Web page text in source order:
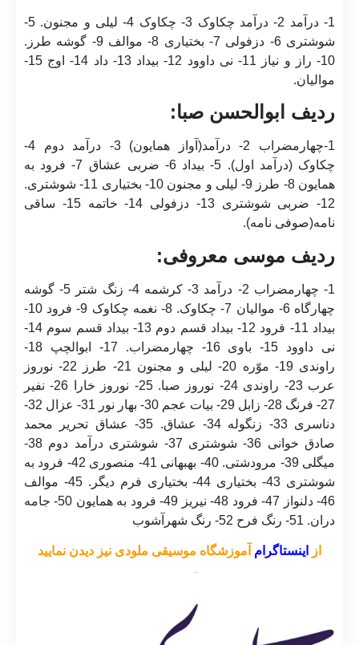
1- درآمد 2- درآمد چکاوک 3- چکاوک 4- لیلی و مجنون. 5-
شوشتری 6- دزفولی 7- بختیاری 8- موالف 9- گوشه طرز.
10- راز و نیاز 11- نی داوود 12- بیداد 13- داد 14- اوج 15-
موالیان.
ردیف ابوالحسن صبا:
1-چهارمضراب 2- درآمد(آواز همایون) 3- درآمد دوم 4-
چکاوک (درآمد اول). 5- بیداد 6- ضربی عشاق 7- فرود به
همایون 8- طرز 9- لیلی و مجنون 10- بختیاری 11- شوشتری.
12- ضربی شوشتری 13- دزفولی 14- خاتمه 15- ساقی
نامه(صوفی نامه).
ردیف موسی معروفی:
1- چهارمضراب 2- درآمد 3- کرشمه 4- زنگ شتر 5- گوشه
چهارگاه 6- موالیان 7- چکاوک. 8- نغمه چکاوک 9- فرود 10-
بیداد 11- فرود 12- بیداد قسم دوم 13- بیداد قسم سوم 14-
نی داوود 15- باوی 16- چهارمضراب. 17- ابوالچپ 18-
راوندی 19- موّره 20- لیلی و مجنون 21- طرز 22- نوروز
عرب 23- راوندی 24- نوروز صبا. 25- نوروز خارا 26- نفیر
27- فرنگ 28- زابل 29- بیات عجم 30- بهار نور 31- عزال 32-
دناسری 33- زنگوله 34- عشاق. 35- عشاق تحریر محمد
صادق خوانی 36- شوشتری 37- شوشتری درآمد دوم 38-
میگلی 39- مرودشتی. 40- بهبهانی 41- منصوری 42- فرود به
شوشتری 43- بختیاری 44- بختیاری فرم دیگر. 45- موالف
46- دلنواز 47- فرود 48- نیریز 49- فرود به همایون 50- جامه
دران. 51- رنگ فرح 52- رنگ شهرآشوب
از اینستاگرام آموزشگاه موسیقی ملودی نیز دیدن نمایید